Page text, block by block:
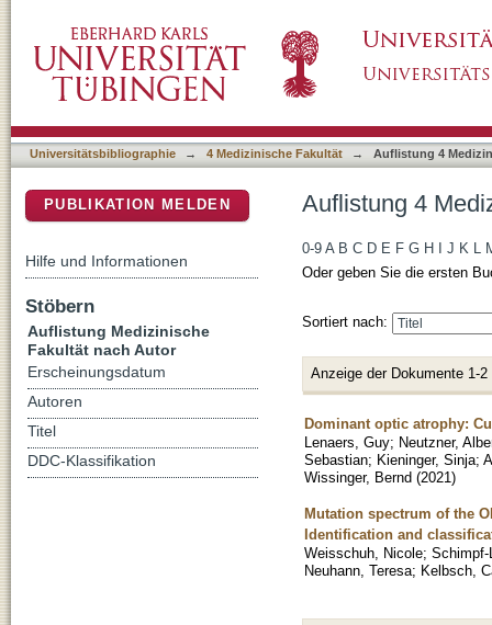
Universitätsbibliographie → 4 Medizinische Fakultät → Auflistung 4
Auflistung 4
0-9 A B C D E F G H J K L
Oder geben Sie die ersten
Sortiert nach:
Anzeige der Dokumente 1-2
Dominant optic atrophy:
Lenaers, Guy; Neutzner,
Sebastian; Kieninger, Sinja;
Wissinger, Bernd (2021)
Mutation spectrum of the
Identification and
Weisschuh, Nicole; Schimpf-
Neuhann, Teresa; Kelbsch,
PUBLIKATION MELDEN
Hilfe und Informationen
Stöbern
Auflistung Medizinische
Fakultät nach Autor
Erscheinungsdatum
Autoren
Titel
DDC-Klassifikation